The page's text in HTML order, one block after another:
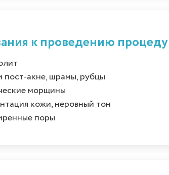
к проведению
пост-акне, шрамы, рубцы
морщины
кожи, неровный тон
поры